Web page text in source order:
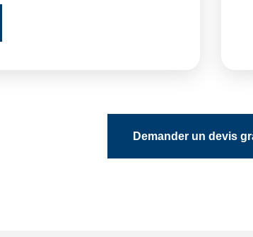
Demander un devis